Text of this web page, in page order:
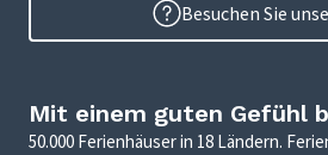
Besuchen Sie
Mit einem guten Gefühl
50.000 Ferienhäuser in 18 Ländern.